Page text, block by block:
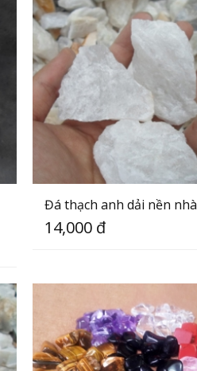
Đá thạch anh dải nền nhà
14,000 đ